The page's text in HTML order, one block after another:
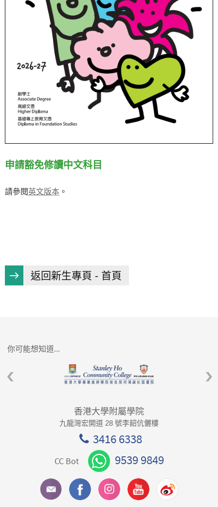
申請豁免修讀中文科目
請參閱英文版本 。
返回新生專頁 - 首頁
你可能想知道...
香港大學附屬學院
九龍灣宏開道 28 號李韶伉儷樓
3416 6338
CC Bot 9539 9849